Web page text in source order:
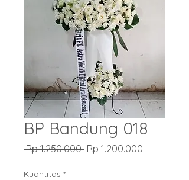
BP Bandung 018
Rp 1.250.000 Harga
Rp 1.200.000
Kuantitas *